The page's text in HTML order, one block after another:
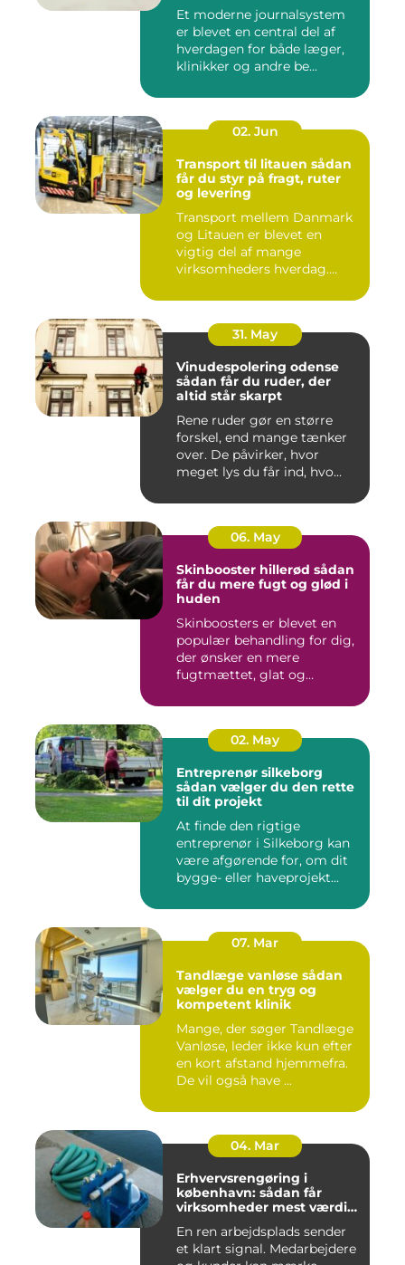
Et moderne journalsystem
er blevet en central del af
hverdagen for både læger,
klinikker og andre be...
02. Jun
Transport til litauen sådan
får du styr på fragt, ruter
og levering
Transport mellem Danmark
og Litauen er blevet en
vigtig del af mange
virksomheders hverdag.
31. May
Vinudespolering odense
sådan får du ruder, der
altid står skarpt
Rene ruder gør en større
forskel, end mange tænker
over. De påvirker, hvor
meget lys du får ind, hvo...
06. May
Skinbooster hillerød sådan
får du mere fugt og glød i
huden
Skinboosters er blevet en
populær behandling for dig,
der ønsker en mere
fugtmættet, glat og
02. May
Entreprenør silkeborg
sådan vælger du den rette
til dit projekt
At finde den rigtige
entreprenør i Silkeborg kan
være afgørende for, om dit
bygge- eller haveprojekt...
07. Mar
Tandlæge vanløse sådan
vælger du en tryg og
kompetent klinik
Mange, der søger Tandlæge
Vanløse, leder ikke kun efter
en kort afstand hjemmefra.
De vil også have ...
04. Mar
Erhvervsrengøring i
københavn: sådan får
virksomheder mest værdi
En ren arbejdsplads sender
et klart signal. Medarbejdere